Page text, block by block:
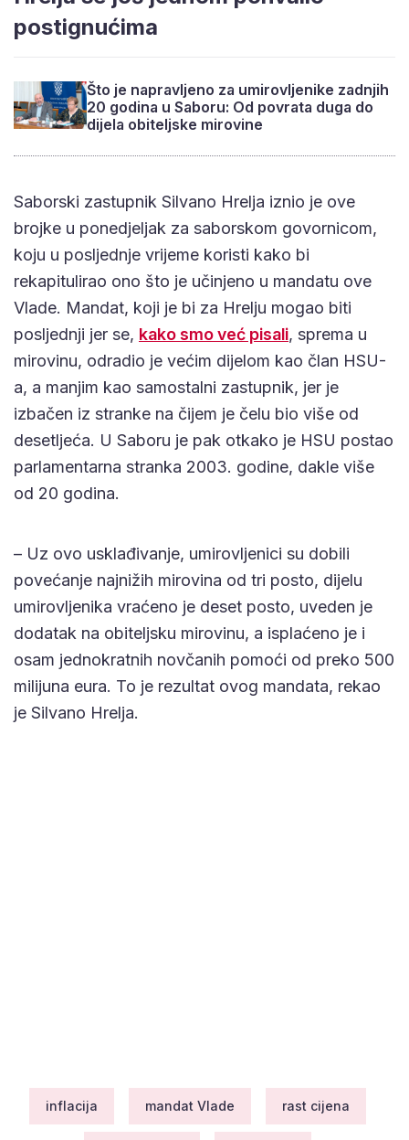
postignućima
Što je napravljeno za umirovljenike zadnjih
20 godina u Saboru: Od povrata duga do
dijela obiteljske mirovine
Saborski zastupnik Silvano Hrelja iznio je ove
brojke u ponedjeljak za saborskom govornicom,
koju u posljednje vrijeme koristi kako bi
rekapitulirao ono što je učinjeno u mandatu ove
Vlade. Mandat, koji je bi za Hrelju mogao biti
posljednji jer se, kako smo već pisali, sprema u
mirovinu, odradio je većim dijelom kao član HSU-
a, a manjim kao samostalni zastupnik, jer je
izbačen iz stranke na čijem je čelu bio više od
desetljeća. U Saboru je pak otkako je HSU postao
parlamentarna stranka 2003. godine, dakle više
od 20 godina.
– Uz ovo usklađivanje, umirovljenici su dobili
povećanje najnižih mirovina od tri posto, dijelu
umirovljenika vraćeno je deset posto, uveden je
dodatak na obiteljsku mirovinu, a isplaćeno je i
osam jednokratnih novčanih pomoći od preko 500
milijuna eura. To je rezultat ovog mandata, rekao
je Silvano Hrelja.
inflacija mandat Vlade rast cijena